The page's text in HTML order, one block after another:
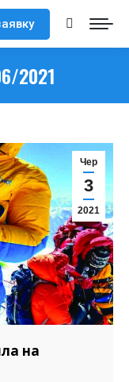
Search:
2021
Чер
3
2021
на